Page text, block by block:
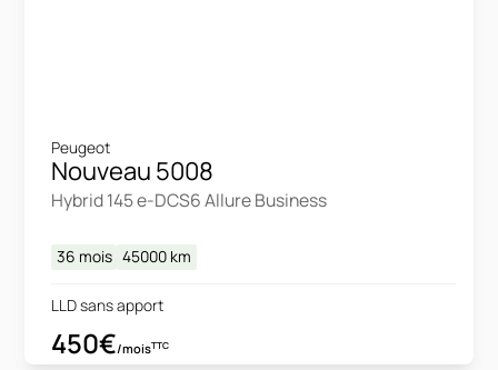
Peugeot
Nouveau 5008
Hybrid 145 e-DCS6 Allure Business
36 mois 45000 km
LLD sans apport
450€/moisTTC